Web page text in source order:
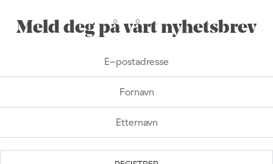
Meld deg på vårt nyhetsbrev